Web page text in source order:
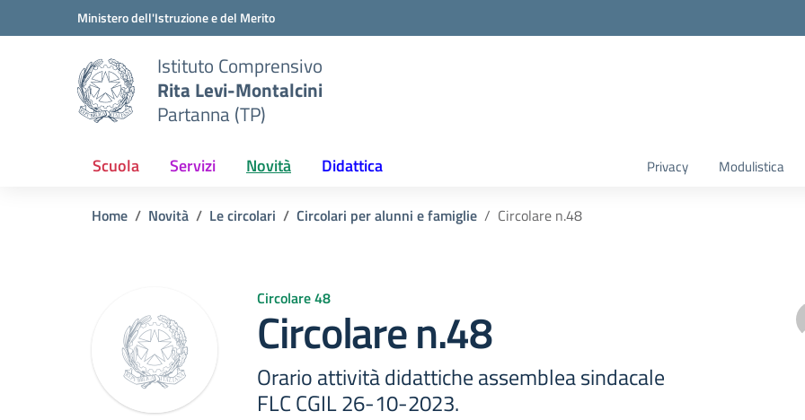
Vai ai contenuti
Vai al menu di navigazioneMinistero dell'Istruzione e del Merito
Istituto Comprensivo
Rita Levi-Montalcini
Partanna (TP)
Scuola Servizi Novità Didattica Privacy Modulistica
Home Novità Le circolari Circolari per alunni e famiglie Circolare n.48
Circolare 48
Circolare n.48
Orario attività didattiche assemblea sindacale
FLC CGIL 26-10-2023.